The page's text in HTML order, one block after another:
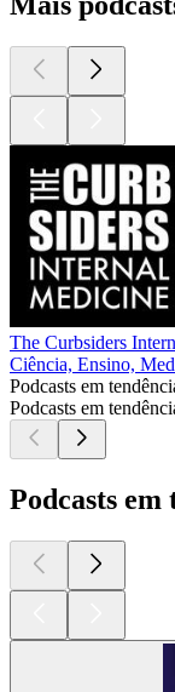
The Curbsiders
Ciência, Ensino,
Podcasts em
Podcasts em
Podcasts